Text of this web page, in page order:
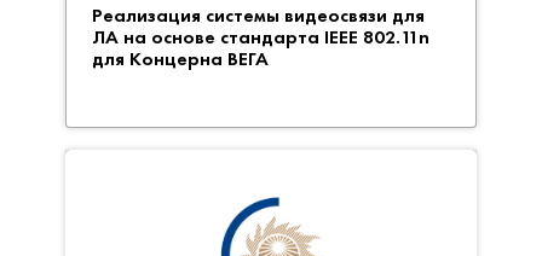
Реализация системы видеосвязи для
ЛА на основе стандарта IEEE 802.11n
для Концерна ВЕГА